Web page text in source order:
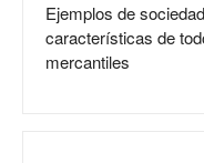
Ejemplos de
características de
mercantiles